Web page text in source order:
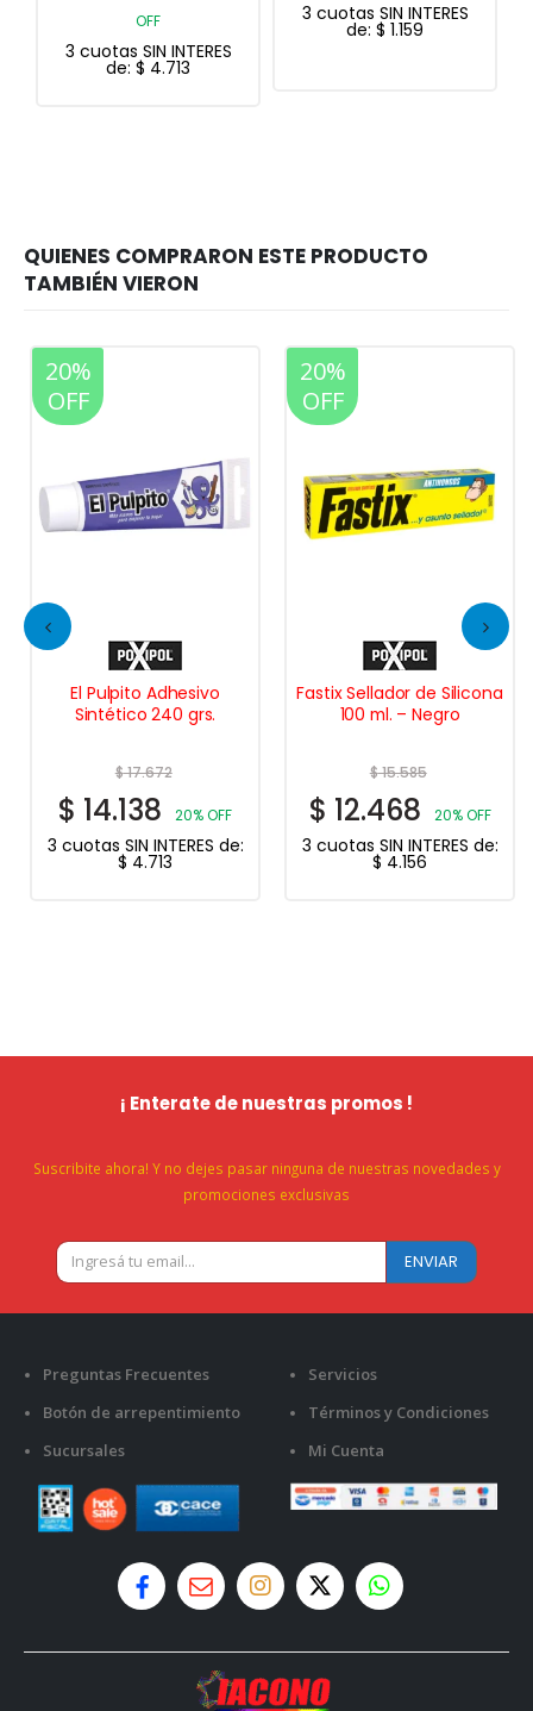
3 cuotas SIN INTERES
20%
OFF
El Pulpito Adhesivo
Sintético 240 grs.
$17.672
$ 14.138 20% OFF
3 cuotas SIN INTERES de:
$ 4.713
20%
OFF
Fastix Sellador de Silicona
100 ml. – Negro
$15.585
$ 12.468 20% OFF
3 cuotas SIN INTERES de:
$ 4.156
¡ Enterate de nuestras promos !
Suscribite ahora! Y no dejes pasar ninguna de nuestras novedades y
promociones exclusivas
Preguntas Frecuentes
Botón de arrepentimiento
Sucursales
Servicios
Términos y Condiciones
Mi Cuenta